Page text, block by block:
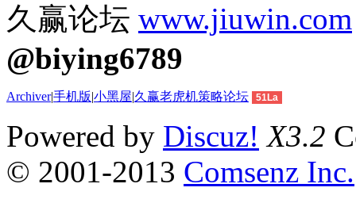
久赢论坛 www.jiuwin.com
@biying6789
Archiver|手机版|小黑屋|久赢老虎机策略论坛 51La
Powered by Discuz! X3.2
© 2001-2013 Comsenz Inc.